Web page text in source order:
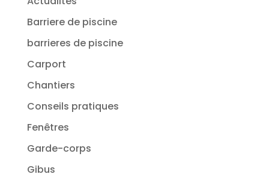
Barriere de piscine
barrieres de piscine
Carport
Chantiers
Conseils pratiques
Fenêtres
Garde-corps
Gibus